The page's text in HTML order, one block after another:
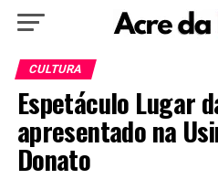
HOME
EDUCAÇÃO NOTÍCIA
CULTURA
Espetáculo Lugar
apresentado na
Donato